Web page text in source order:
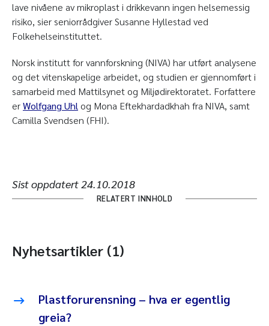
lave nivåene av mikroplast i drikkevann ingen helsemessig
risiko, sier seniorrådgiver Susanne Hyllestad ved
Folkehelseinstituttet.
Norsk institutt for vannforskning (NIVA) har utført analysene
og det vitenskapelige arbeidet, og studien er gjennomført i
samarbeid med Mattilsynet og Miljødirektoratet. Forfattere
erWolfgang Uhl og Mona Eftekhardadkhah fra NIVA, samt
Camilla Svendsen (FHI).
Sist oppdatert24.10.2018
RELATERT INNHOLD
Nyhetsartikler (1)
Plastforurensning – hva er egentlig
greia?